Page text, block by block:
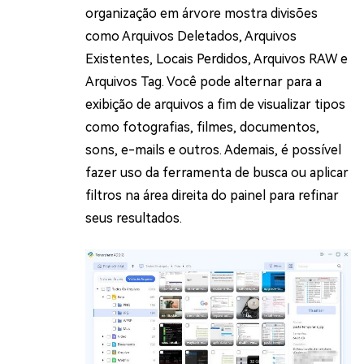
organização em árvore mostra divisões
como Arquivos Deletados, Arquivos
Existentes, Locais Perdidos, Arquivos RAW e
Arquivos Tag. Você pode alternar para a
exibição de arquivos a fim de visualizar tipos
como fotografias, filmes, documentos,
sons, e-mails e outros. Ademais, é possível
fazer uso da ferramenta de busca ou aplicar
filtros na área direita do painel para refinar
seus resultados.